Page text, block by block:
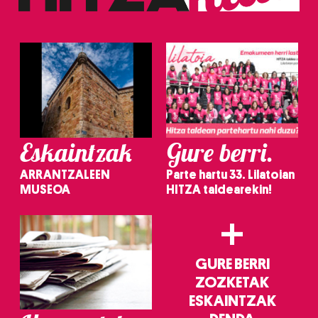
Eskaintzak
ARRANTZALEEN
MUSEOA
Gure berri.
Parte hartu 33. Lilatoian
HITZA taldearekin!
+
GURE BERRI
ZOZKETAK
ESKAINTZAK